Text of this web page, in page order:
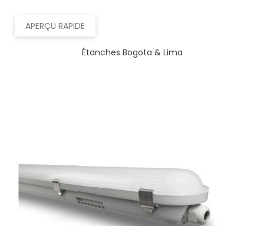
APERÇU RAPIDE
Étanches Bogota & Lima